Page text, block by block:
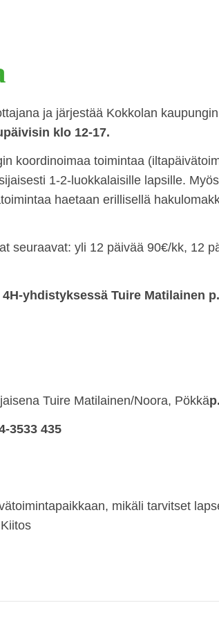
ja järjestää Kokkolan
klo 12-17.
koordinoimaa toimintaa
1-2-luokkalaisille lapsille.
haetaan erillisellä
seuraavat: yli 12 päivää 90€/kk, 12
yhdistyksessä Tuire Matilainen
Tuire Matilainen/Noora, Pökkä
3533 435
mikäli tarvitset